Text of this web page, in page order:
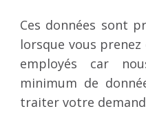
Ces données sont
lorsque vous prenez
employés car
minimum de
traiter votre